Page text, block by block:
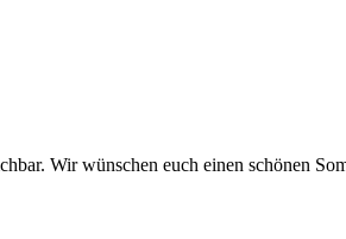
Wir wünschen euch einen schönen